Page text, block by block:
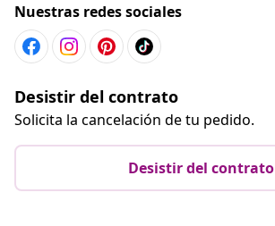
Nuestras redes sociales
Desistir del contrato
Solicita la cancelación de tu pedido.
Desistir del contrato